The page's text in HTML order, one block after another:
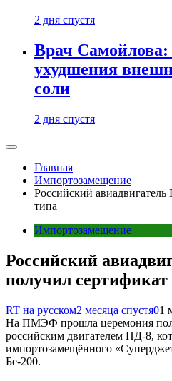
2 дня спустя
Врач
ухудшения
соли
2 дня спустя
Главная
Импортозамещение
Российский
типа
Импортозамещение
Российский
получил сертификат
RT на русском2 месяца спустя01
На ПМЭФ прошла церемония
российским двигателем ПД-8,
импортозамещённого
Бе-200.